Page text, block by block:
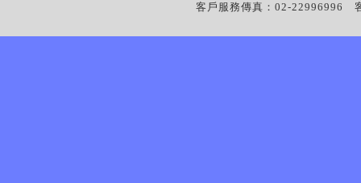
客戶服務傳真：02-22996996